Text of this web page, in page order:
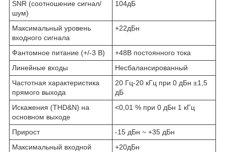
SNR (соотношение сигнал/
шум)
104дБ
Максимальный уровень
входного сигнала
+22дБн
Фантомное питание (+/-3 В)
+48В постоянного тока
Линейные входы
Несбалансированный
Частотная характеристика
прямого выхода
20 Гц-20 кГц при 0 дБн ±1,5
дБ
Искажения (THD&N) на
основном выходе
<0,01 % при 0 дБн 1 кГц
Прирост
-15 дБн ~ +35 дБн
Максимальный входной
+20дБн